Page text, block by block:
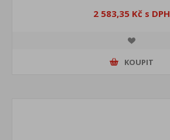
2 583,35 Kč s DPH
KOUPIT